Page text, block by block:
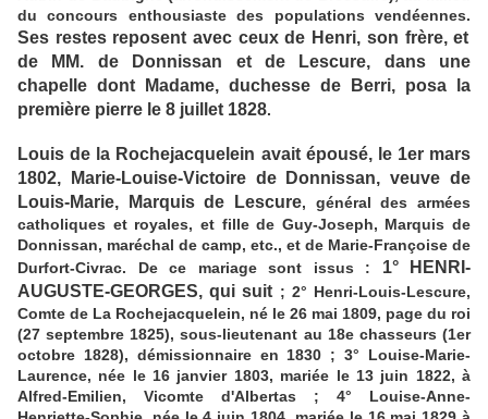
du concours enthousiaste des populations vendéennes.
Ses restes reposent avec ceux de Henri, son frère, et
de MM. de Donnissan et de Lescure, dans une
chapelle dont Madame, duchesse de Berri, posa la
première pierre le 8 juillet 1828.
Louis de la Rochejacquelein avait épousé, le 1er mars
1802, Marie-Louise-Victoire de Donnissan, veuve de
Louis-Marie, Marquis de Lescure, général des armées
catholiques et royales, et fille de Guy-Joseph, Marquis de
Donnissan, maréchal de camp, etc., et de Marie-Françoise de
Durfort-Civrac. De ce mariage sont issus : 1° HENRI-
AUGUSTE-GEORGES, qui suit ; 2° Henri-Louis-Lescure,
Comte de La Rochejacquelein, né le 26 mai 1809, page du roi
(27 septembre 1825), sous-lieutenant au 18e chasseurs (1er
octobre 1828), démissionnaire en 1830 ; 3° Louise-Marie-
Laurence, née le 16 janvier 1803, mariée le 13 juin 1822, à
Alfred-Emilien, Vicomte d'Albertas ; 4° Louise-Anne-